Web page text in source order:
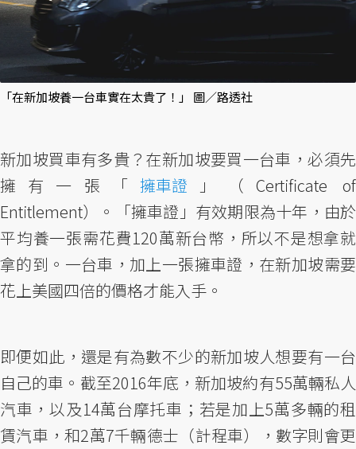
「在新加坡養一台車實在太貴了！」 圖／路透社
新加坡買車有多貴？在新加坡要買一台車，必須先
擁有一張「擁車證 」（Certificate of
Entitlement）。「擁車證」有效期限為十年，由於
平均養一張需花費120萬新台幣，所以不是想拿就
拿的到。一台車，加上一張擁車證，在新加坡需要
花上美國四倍的價格才能入手。
即便如此，還是有為數不少的新加坡人想要有一台
自己的車。截至2016年底，新加坡約有55萬輛私人
汽車，以及14萬台摩托車；若是加上5萬多輛的租
賃汽車，和2萬7千輛德士（計程車），數字則會更